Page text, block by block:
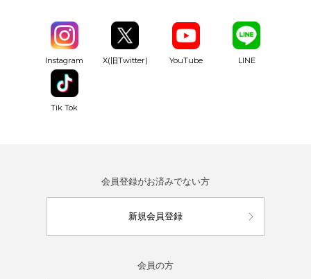
Instagram X(旧Twitter) YouTube LINE
Tik Tok
会員登録がお済みでない方
新規会員登録
会員の方